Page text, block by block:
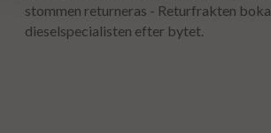
stommen returneras - Returfrakten
dieselspecialisten efter bytet.